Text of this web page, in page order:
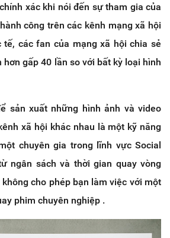
xác khi nói đến sự tham gia của
công trên các kênh mạng xã hội
tế, các fan của mạng xã hội chia sẻ
hơn gấp 40 lần so với bất kỳ loại hình
sản xuất những hình ảnh và video
xã hội khác nhau là một kỹ năng
chuyên gia trong lĩnh vực Social
ngân sách và thời gian quay vòng
cho phép bạn làm việc với một
phim chuyên nghiệp .